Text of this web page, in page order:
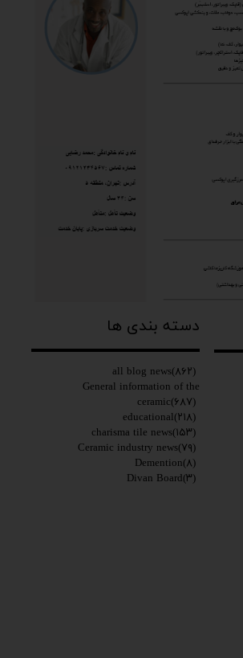
دسته بندی ها
all blog news(۸۶۲)
General information of the
ceramic(۶۸۷)
educational(۲۱۸)
charisma tile news(۱۵۳)
Ceramic industry news(۷۹)
Demention(۸)
Divan Board(۳)